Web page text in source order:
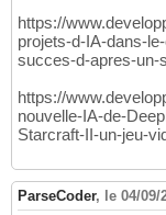
https://
projets-d-IA-dans-
succes-d-apres-un-
https://
nouvelle-IA-de-
Starcraft-II-un-jeu-
ParseCoder, le 04/09/